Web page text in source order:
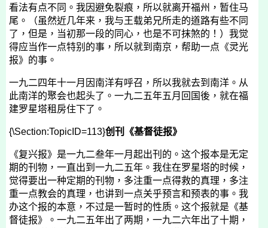
看法有点不同。我因避免裂痕，所以就离开福州，暂住马
尾。（虽然近几年来，我与王载弟兄所走的道路有些不同
了，但是，当初那一段的同心，也是不可抹煞的！）我觉
得应当作一点特别的事，所以就到南京，帮助一点《灵光
报》的事。
一九二四年十一月因南洋有呼召，所以我就去到南洋。从
此南洋的聚会也起头了。一九二五年五月回国後，就在福
建罗星塔租房住下了。
{\Section:TopicID=113}创刊《基督徒报》
《复兴报》是一九二叁年一月起出刊的。这个报本是无定
期的刊物，一直出到一九二五年。我住在罗星塔的时候，
觉得要出一种定期的刊物，多注重一点得救的真理，多注
重一点教会的真理，也讲到一点关乎预言和预表的事。我
办这个报的本意，不过是一暂时的性质。这个报就是《基
督徒报》。一九二五年出了两期，一九二六年出了十期，